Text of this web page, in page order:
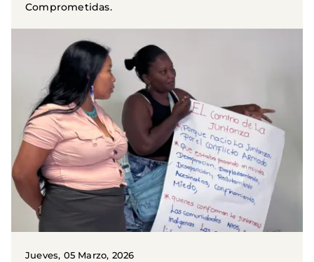
Comprometidas.
Jueves, 05 Marzo, 2026